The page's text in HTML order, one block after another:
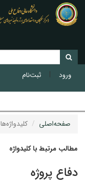
ورود | ثبت‌نام
صفحه‌اصلی کلیدواژه‌ها
مطالب مرتبط با کلیدواژه
دفاع پروژه